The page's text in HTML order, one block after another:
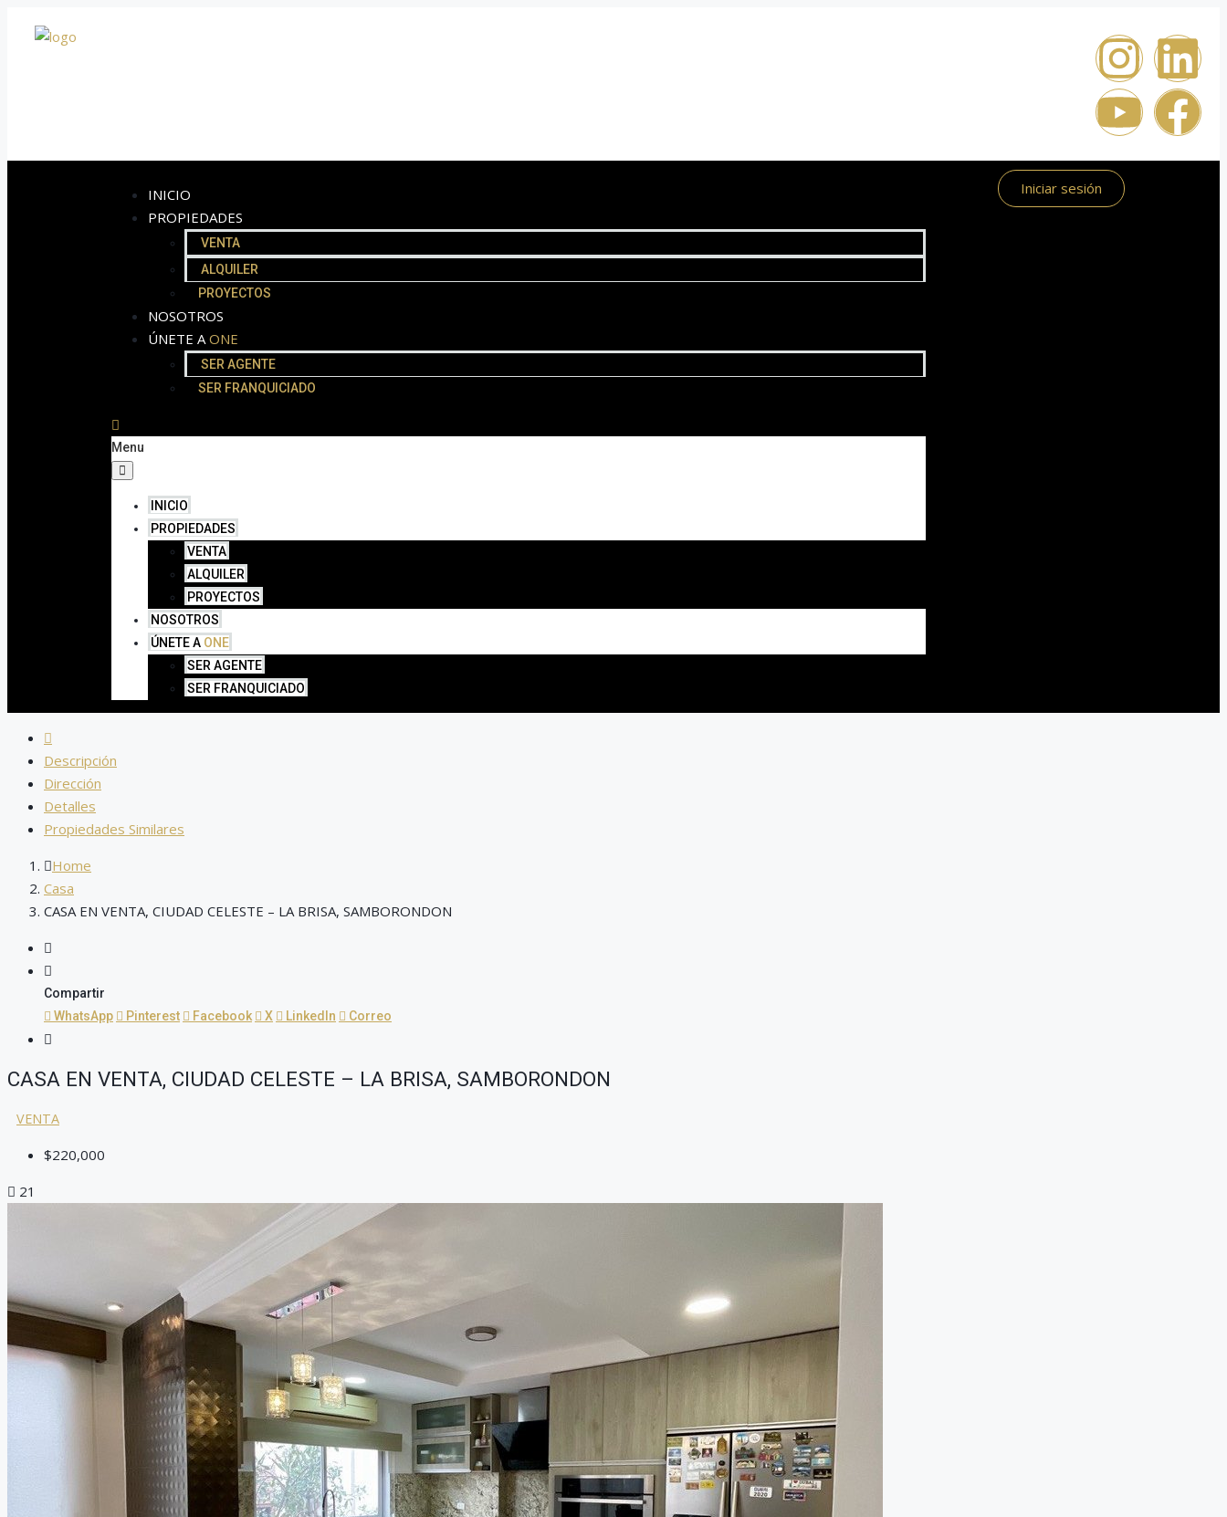
INICIO
PROPIEDADES
VENTA
ALQUILER
PROYECTOS
NOSOTROS
ÚNETE AONE
SER AGENTE
SER FRANQUICIADO
Menu
INICIO
PROPIEDADES
VENTA
ALQUILER
PROYECTOS
NOSOTROS
ÚNETE A ONE
SER AGENTE
SER FRANQUICIADO
Iniciar sesión
Descripción
Dirección
Detalles
Propiedades Similares
Home
Casa
CASA EN VENTA, CIUDAD CELESTE – LA BRISA, SAMBORONDON
Compartir
WhatsApp
Pinterest Facebook X LinkedIn Correo
CASA EN VENTA, CIUDAD CELESTE – LA BRISA, SAMBORONDON
VENTA
$220,000
21